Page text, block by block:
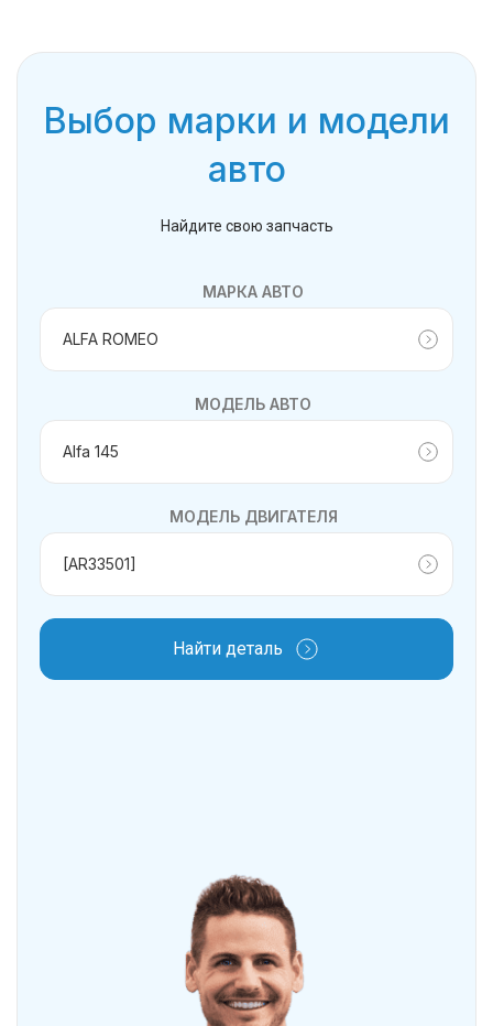
Выбор марки и модели
авто
Найдите свою запчасть
МАРКА АВТО
МОДЕЛЬ АВТО
МОДЕЛЬ ДВИГАТЕЛЯ
Найти деталь